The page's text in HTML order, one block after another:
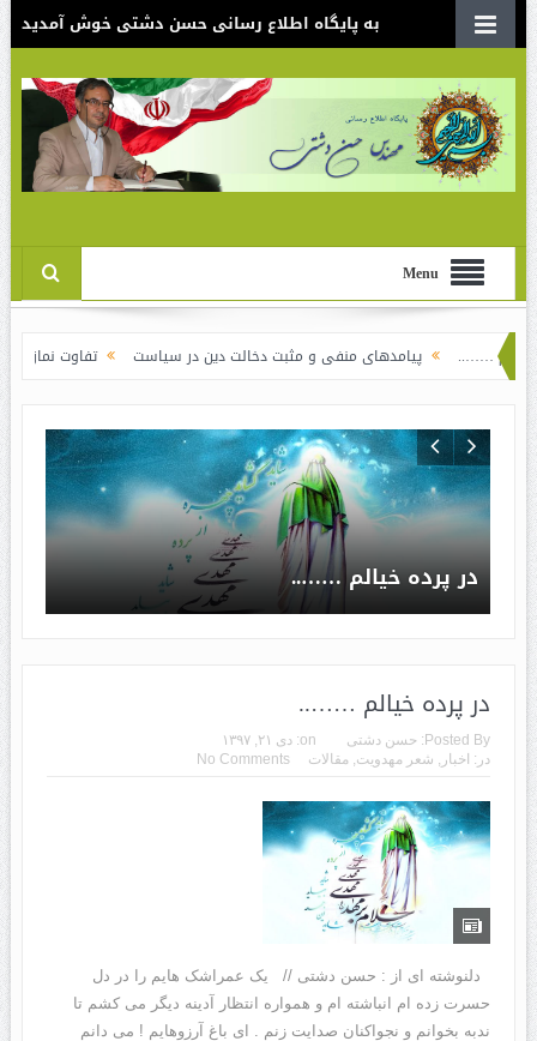
به پایگاه اطلاع رسانی حسن دشتی خوش آمدید
Menu
پیامدهای منفی و مثبت دخالت دین در سیاست
تفاوت نماز آیت‌الله خامنه‌ای
گرایی افراطی بود
در پرده خیالم ……..
در پرده خیالم ……..
Posted By: حسن دشتی on: دی ۲۱, ۱۳۹۷
در: اخبار , شعر مهدویت, مقالات No Comments
دلنوشته ای از : حسن دشتی // یک عمراشک هایم را در دل
حسرت زده ام انباشته ام و همواره انتظار آدینه دیگر می کشم تا
ندبه بخوانم و نجواکنان صدایت زنم . ای باغ آرزوهایم ! می دانم